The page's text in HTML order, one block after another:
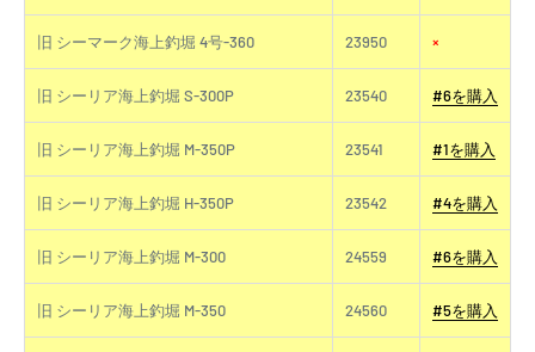
旧 シーマーク海上釣堀 4号-360 23950 ×
旧 シーリア海上釣堀 S-300P 23540 #6を購入
旧 シーリア海上釣堀 M-350P 23541 #1を購入
旧 シーリア海上釣堀 H-350P 23542 #4を購入
旧 シーリア海上釣堀 M-300 24559 #6を購入
旧 シーリア海上釣堀 M-350 24560 #5を購入